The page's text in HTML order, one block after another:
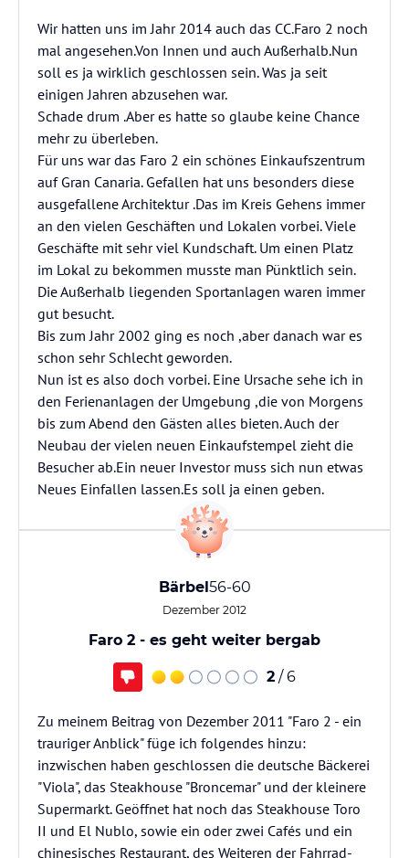
Wir hatten uns im Jahr 2014 auch das CC.Faro 2 noch
mal angesehen.Von Innen und auch Außerhalb.Nun
soll es ja wirklich geschlossen sein. Was ja seit
einigen Jahren abzusehen war.
Schade drum .Aber es hatte so glaube keine Chance
mehr zu überleben.
Für uns war das Faro 2 ein schönes Einkaufszentrum
auf Gran Canaria. Gefallen hat uns besonders diese
ausgefallene Architektur .Das im Kreis Gehens immer
an den vielen Geschäften und Lokalen vorbei. Viele
Geschäfte mit sehr viel Kundschaft. Um einen Platz
im Lokal zu bekommen musste man Pünktlich sein.
Die Außerhalb liegenden Sportanlagen waren immer
gut besucht.
Bis zum Jahr 2002 ging es noch ,aber danach war es
schon sehr Schlecht geworden.
Nun ist es also doch vorbei. Eine Ursache sehe ich in
den Ferienanlagen der Umgebung ,die von Morgens
bis zum Abend den Gästen alles bieten. Auch der
Neubau der vielen neuen Einkaufstempel zieht die
Besucher ab.Ein neuer Investor muss sich nun etwas
Neues Einfallen lassen.Es soll ja einen geben.
Bärbel56-60
Dezember 2012
Faro 2 - es geht weiter bergab
2 / 6
Zu meinem Beitrag von Dezember 2011 "Faro 2 - ein
trauriger Anblick" füge ich folgendes hinzu:
inzwischen haben geschlossen die deutsche Bäckerei
"Viola", das Steakhouse "Broncemar" und der kleinere
Supermarkt. Geöffnet hat noch das Steakhouse Toro
II und El Nublo, sowie ein oder zwei Cafés und ein
chinesisches Restaurant, des Weiteren der Fahrrad-